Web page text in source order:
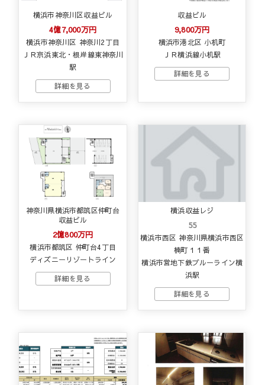
横浜市神奈川区収益ビル
4億7,000万円
横浜市神奈川区 神奈川2丁目
ＪＲ京浜東北・根岸線東神奈川
駅
収益ビル
9,800万円
横浜市港北区 小机町
ＪＲ横浜線小机駅
神奈川県横浜市都筑区仲町台
収益ビル
2億800万円
横浜市都筑区 仲町台4丁目
ディズニーリゾートライン
横浜収益レジ
55
横浜市西区 神奈川県横浜市西区
楠町１１番
横浜市営地下鉄ブルーライン横
浜駅